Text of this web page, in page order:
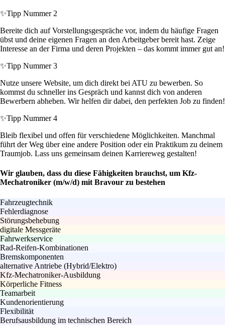
✨Tipp Nummer 2
Bereite dich auf Vorstellungsgespräche vor, indem du häufige Fragen
übst und deine eigenen Fragen an den Arbeitgeber bereit hast. Zeige
Interesse an der Firma und deren Projekten – das kommt immer gut an!
✨Tipp Nummer 3
Nutze unsere Website, um dich direkt bei ATU zu bewerben. So
kommst du schneller ins Gespräch und kannst dich von anderen
Bewerbern abheben. Wir helfen dir dabei, den perfekten Job zu finden!
✨Tipp Nummer 4
Bleib flexibel und offen für verschiedene Möglichkeiten. Manchmal
führt der Weg über eine andere Position oder ein Praktikum zu deinem
Traumjob. Lass uns gemeinsam deinen Karriereweg gestalten!
Wir glauben, dass du diese Fähigkeiten brauchst, um Kfz-
Mechatroniker (m/w/d) mit Bravour zu bestehen
Fahrzeugtechnik
Fehlerdiagnose
Störungsbehebung
digitale Messgeräte
Fahrwerkservice
Rad-Reifen-Kombinationen
Bremskomponenten
alternative Antriebe (Hybrid/Elektro)
Kfz-Mechatroniker-Ausbildung
Körperliche Fitness
Teamarbeit
Kundenorientierung
Flexibilität
Berufsausbildung im technischen Bereich